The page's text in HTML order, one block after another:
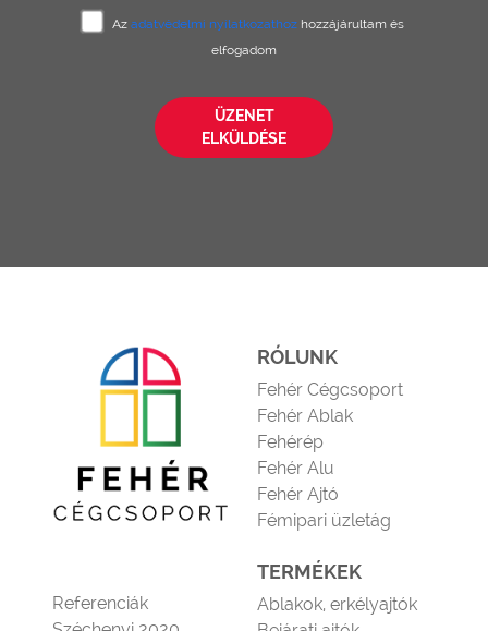
Az adatvédelmi nyilatkozathoz hozzájárultam és
elfogadom
ÜZENET
ELKÜLDÉSE
RÓLUNK
Fehér Cégcsoport
Fehér Ablak
Fehérép
Fehér Alu
Fehér Ajtó
Fémipari üzletág
Referenciák
TERMÉKEK
Ablakok, erkélyajtók